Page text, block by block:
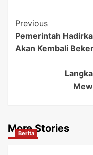
Post
Navigation
Previous
Pemerintah
Akan Kembali
More Stories
Berita